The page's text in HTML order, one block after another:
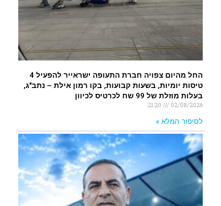
החל מהיום צפויה חברת התעופה ישראייר להפעיל 4
טיסות יומיות, בשעות קבועות, בקו רמון אילת – נתב"ג,
בעלות מוזלת של 99 שח לכרטיס לכיוון
02/08/2026
לסיפור המלא »